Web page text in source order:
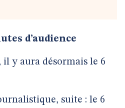
d’audience
y aura désormais le 6
suite : le 6